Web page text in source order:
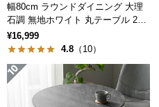
幅80cm ラウンドダイニング 大理
石調 無地ホワイト 丸テーブル 2人
掛け
¥16,999
4.8 （10）